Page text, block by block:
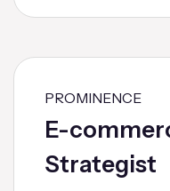
PROMINENCE
E-
Strategist